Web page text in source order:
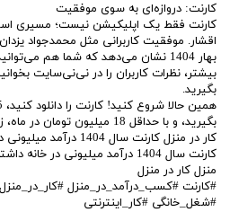
کارنت: دروازه‌ای به سوی موفقیت
کارنت فقط یک اپلیکیشن نیست؛ مسیری
اقشار. موفقیت کاربرانی مثل محمدجواد
بهار 1404 نشان می‌دهد که شما هم
بیشتر، نظرات کاربران را در نی‌نی‌سایت
بگیرید.
بگیرید، و با حداقل 18 میلیون تومان در ماه، زندگی‌تان را متحول کنید!
کار در منزل کارنت سال
کارنت سال 1404 درآمد میلیونی در
منزل کار در منزل
#کارنت #کسب_درآمد_در_منزل
#شغل_خانگی #کار_اینترنتی